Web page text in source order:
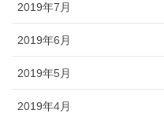
2019年7月
2019年6月
2019年5月
2019年4月